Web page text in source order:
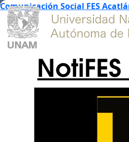
Comunicación Social FES